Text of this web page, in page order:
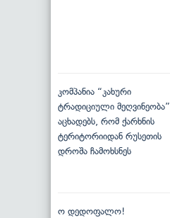
კომპანია “კახური
ტრადიციული მეღვინეობა”
აცხადებს, რომ ქარხნის
ტერიტორიიდან რუსეთის
დროშა ჩამოხსნეს
ო დედოფალო!